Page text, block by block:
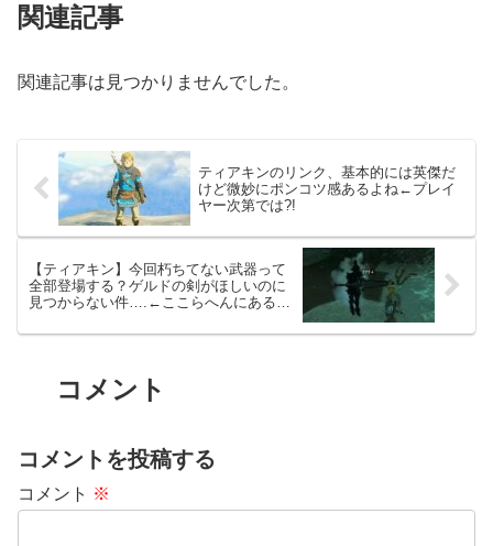
関連記事
関連記事は見つかりませんでした。
ティアキンのリンク、基本的には英傑だ
けど微妙にポンコツ感あるよね←プレイ
ヤー次第では?!
【ティアキン】今回朽ちてない武器って
全部登場する？ゲルドの剣がほしいのに
見つからない件….←ここらへんにあるぞ!
コメント
コメントを投稿する
コメント ※